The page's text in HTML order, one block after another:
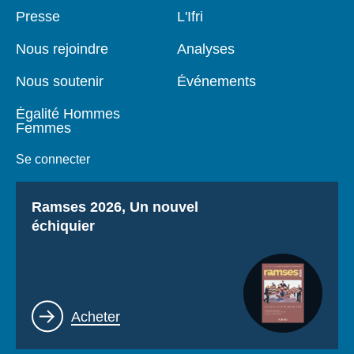
Pied
Presse
Nous rejoindre
Nous soutenir
Égalité Hommes
Femmes
Se connecter
Navigation
L'Ifri
Analyses
Événements
Titre
Ramses 2026, Un nouvel
échiquier
Lien
Acheter